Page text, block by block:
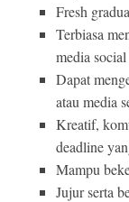
Fresh
Terbiasa
media
Dapat
atau media
Kreatif,
deadline
Mampu
Jujur serta